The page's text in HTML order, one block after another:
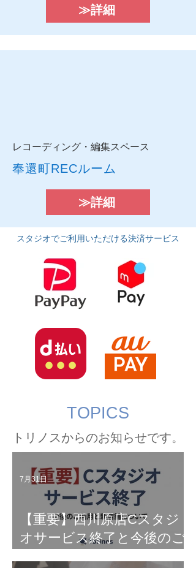
≫詳細
レコーディング・編集スペース
奉還町RECルーム
≫詳細
スタジオでご利用いただける決済サービス
TOPICS
トリノスからのお知らせです。
【重要】西川原店Cスタジ
オサービス終了と今後のご
7月31日